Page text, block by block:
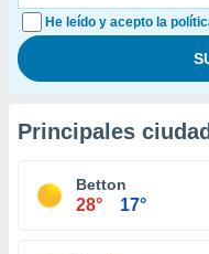
He leído y acepto la
Principales
Betton
28° 17°